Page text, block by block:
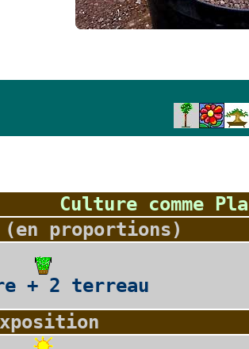
Culture comme
proportions)
+ 2 terreau